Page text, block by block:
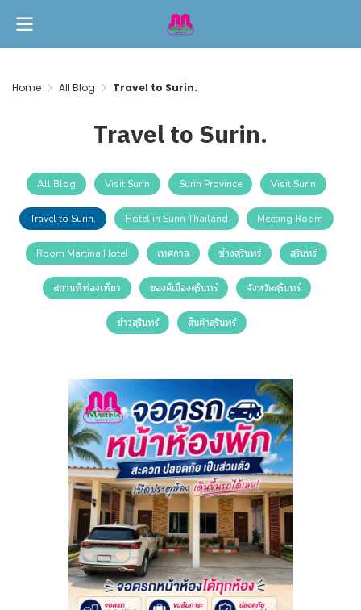
Home All Blog Travel to Surin.
Travel to Surin.
All Blog Visit Surin Surin Province Visit Surin
Travel to Surin. Hotel in Surin Thailand Meeting Room
Room Martina Hotel เทศกาล ช้างสุรินทร์ สุรินทร์
สถานที่ท่องเที่ยว ของดีเมืองสุรินทร์ จังหวัดสุรินทร์
ข้าวสุรินทร์ สินค้าสุรินทร์